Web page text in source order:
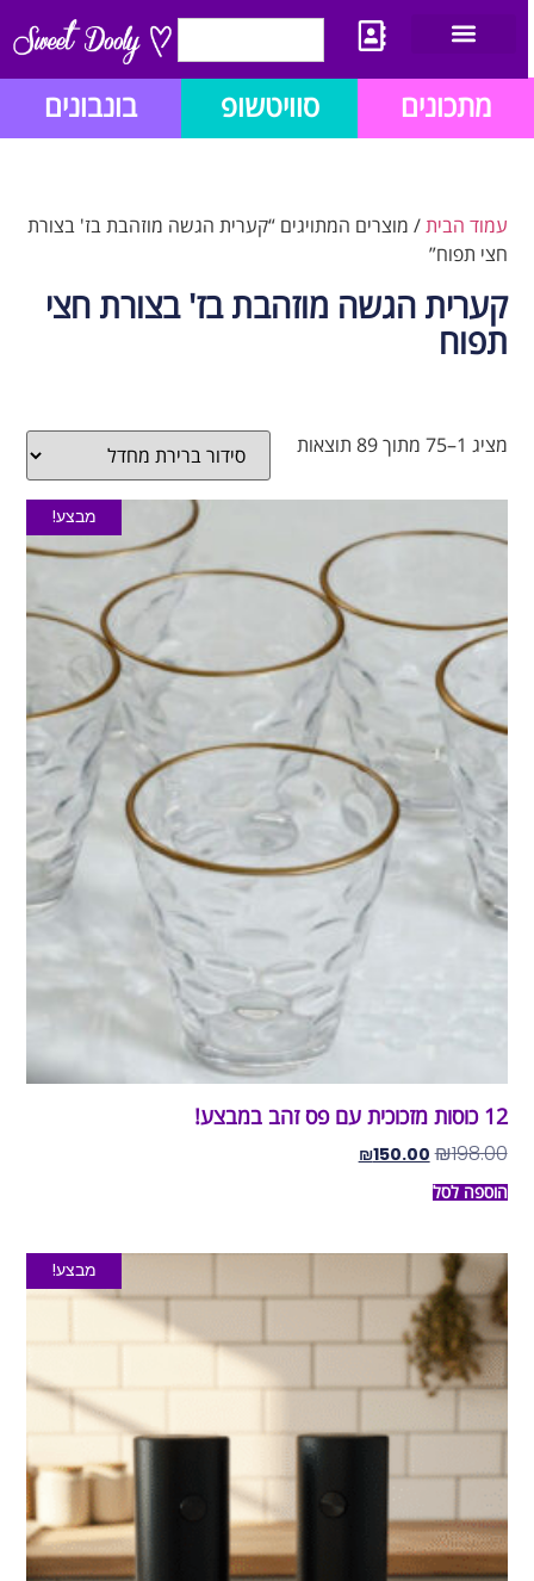
מתכונים סוויטשופ בונבונים
עמוד הבית/ מוצרים המתויגים “קערית הגשה מוזהבת בז' בצורת
חצי תפוח”
קערית הגשה מוזהבת בז' בצורת חצי
תפוח
מציג 1–75 מתוך 89 תוצאות
מבצע!
12 כוסות מזכוכית עם פס זהב במבצע!
₪198.00
₪150.00
הוספה לסל
מבצע!